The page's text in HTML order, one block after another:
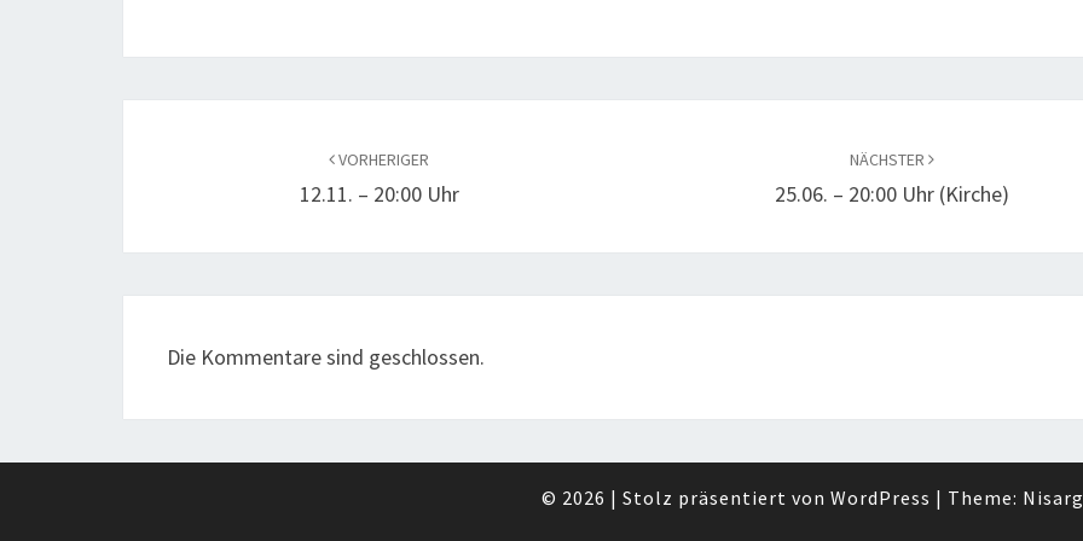
VORHERIGER
12.11. – 20:00 Uhr
NÄCHSTER
25.06. – 20:00 Uhr (Kirche)
Die Kommentare sind geschlossen.
© 2026 | Stolz präsentiert von WordPress | Theme: Nisarg